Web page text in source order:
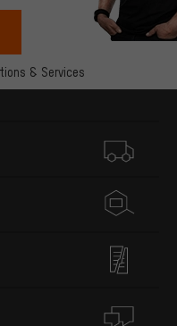
& Services